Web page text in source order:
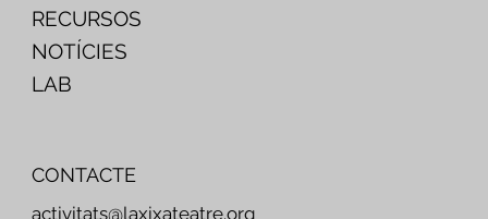
RECURSOS
NOTÍCIES
LAB
CONTACTE
activitats@laxixateatre.org